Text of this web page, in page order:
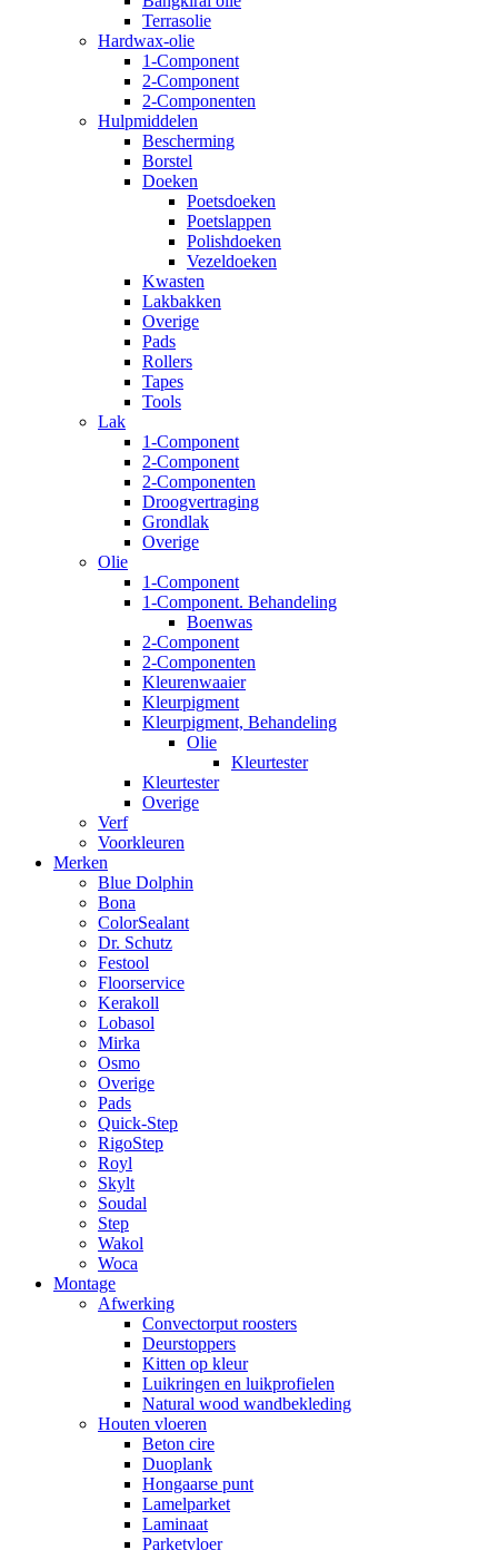
Terrasolie
Hardwax-olie
1-Component
2-Component
2-Componenten
Hulpmiddelen
Bescherming
Borstel
Doeken
Poetsdoeken
Poetslappen
Polishdoeken
Vezeldoeken
Kwasten
Lakbakken
Overige
Pads
Rollers
Tapes
Tools
Lak
1-Component
2-Component
2-Componenten
Droogvertraging
Grondlak
Overige
Olie
1-Component
1-Component. Behandeling
Boenwas
2-Component
2-Componenten
Kleurenwaaier
Kleurpigment
Kleurpigment, Behandeling
Olie
Kleurtester
Kleurtester
Overige
Verf
Voorkleuren
Merken
Blue Dolphin
Bona
ColorSealant
Dr. Schutz
Festool
Floorservice
Kerakoll
Lobasol
Mirka
Osmo
Overige
Pads
Quick-Step
RigoStep
Royl
Skylt
Soudal
Step
Wakol
Woca
Montage
Afwerking
Convectorput roosters
Deurstoppers
Kitten op kleur
Luikringen en luikprofielen
Natural wood wandbekleding
Houten vloeren
Beton cire
Duoplank
Hongaarse punt
Lamelparket
Laminaat
Parketvloer